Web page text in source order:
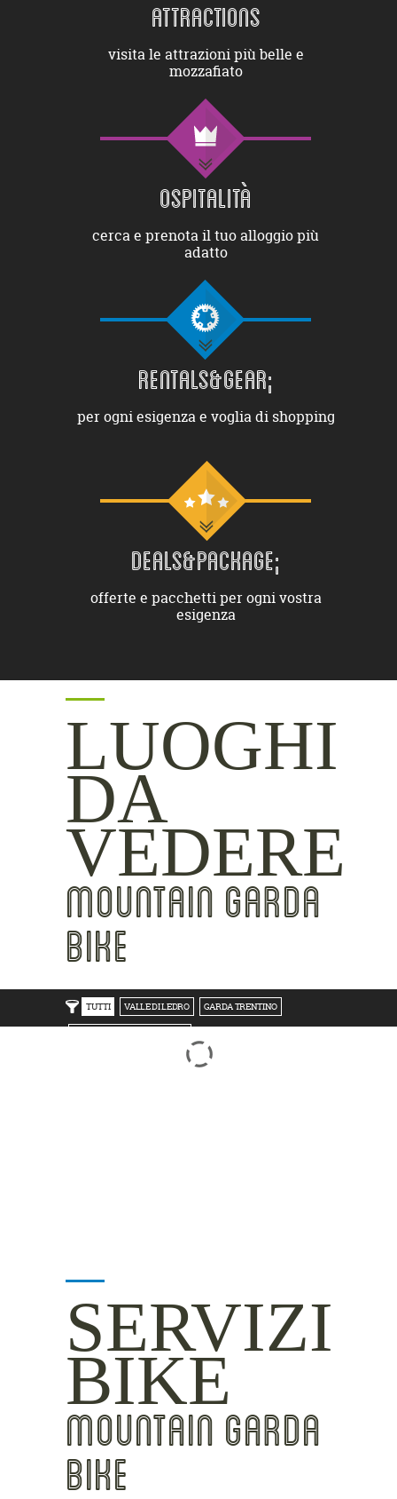
ATTRACTIONS
visita le attrazioni più belle e
mozzafiato
OSPITALITÀ
cerca e prenota il tuo alloggio più
adatto
RENTALS&GEAR;
per ogni esigenza e voglia di shopping
DEALS&PACKAGE;
offerte e pacchetti per ogni vostra
esigenza
LUOGHI
DA
VEDERE
MOUNTAIN GARDA
BIKE
TUTTI VALLE DI LEDRO GARDA TRENTINO
ROVERETO M.BALDO V/GRESTA
SERVIZI
BIKE
MOUNTAIN GARDA
BIKE